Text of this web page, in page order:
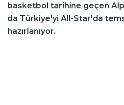
basketbol tarihine geçen
da Türkiye'yi All-Star'da
hazırlanıyor.